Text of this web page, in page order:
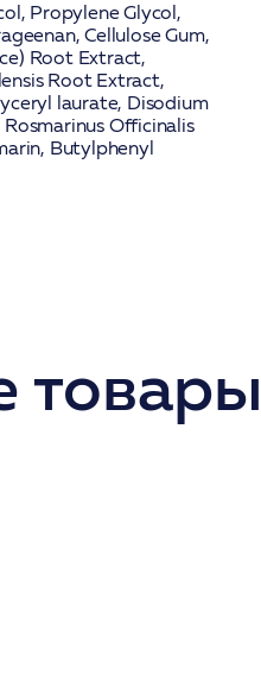
Propylene Glycol,
Cellulose Gum,
Root Extract,
Root Extract,
laurate, Disodium
Officinalis
Butylphenyl
товары